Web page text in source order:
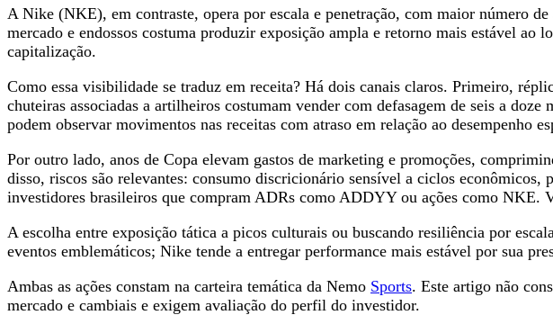
A Nike (NKE), em contraste, opera por escala e penetração, com maior número
mercado e endossos costuma produzir exposição ampla e retorno mais estável ao
capitalização.
Como essa visibilidade se traduz em receita? Há dois canais claros. Primeiro,
chuteiras associadas a artilheiros costumam vender com defasagem de seis a
podem observar movimentos nas receitas com atraso em relação ao desempenho
Por outro lado, anos de Copa elevam gastos de marketing e promoções,
disso, riscos são relevantes: consumo discricionário sensível a ciclos
investidores brasileiros que compram ADRs como ADDYY ou ações como NKE.
A escolha entre exposição tática a picos culturais ou buscando resiliência por
eventos emblemáticos; Nike tende a entregar performance mais estável por sua
Ambas as ações constam na carteira temática da Nemo Sports. Este artigo não
mercado e cambiais e exigem avaliação do perfil do investidor.